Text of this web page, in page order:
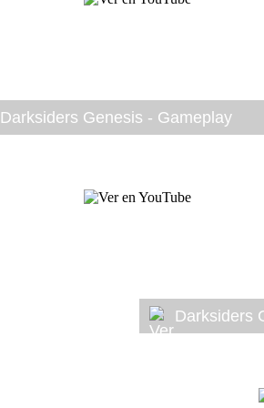
Darksiders Genesis - Gameplay
Darksiders